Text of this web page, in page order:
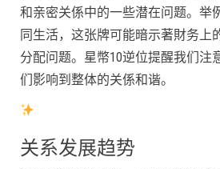
和亲密关係中的一些潜在问题。举
同生活，这张牌可能暗示著財务上
分配问题。星幣10逆位提醒我们注
们影响到整体的关係和谐。
关系发展趋势